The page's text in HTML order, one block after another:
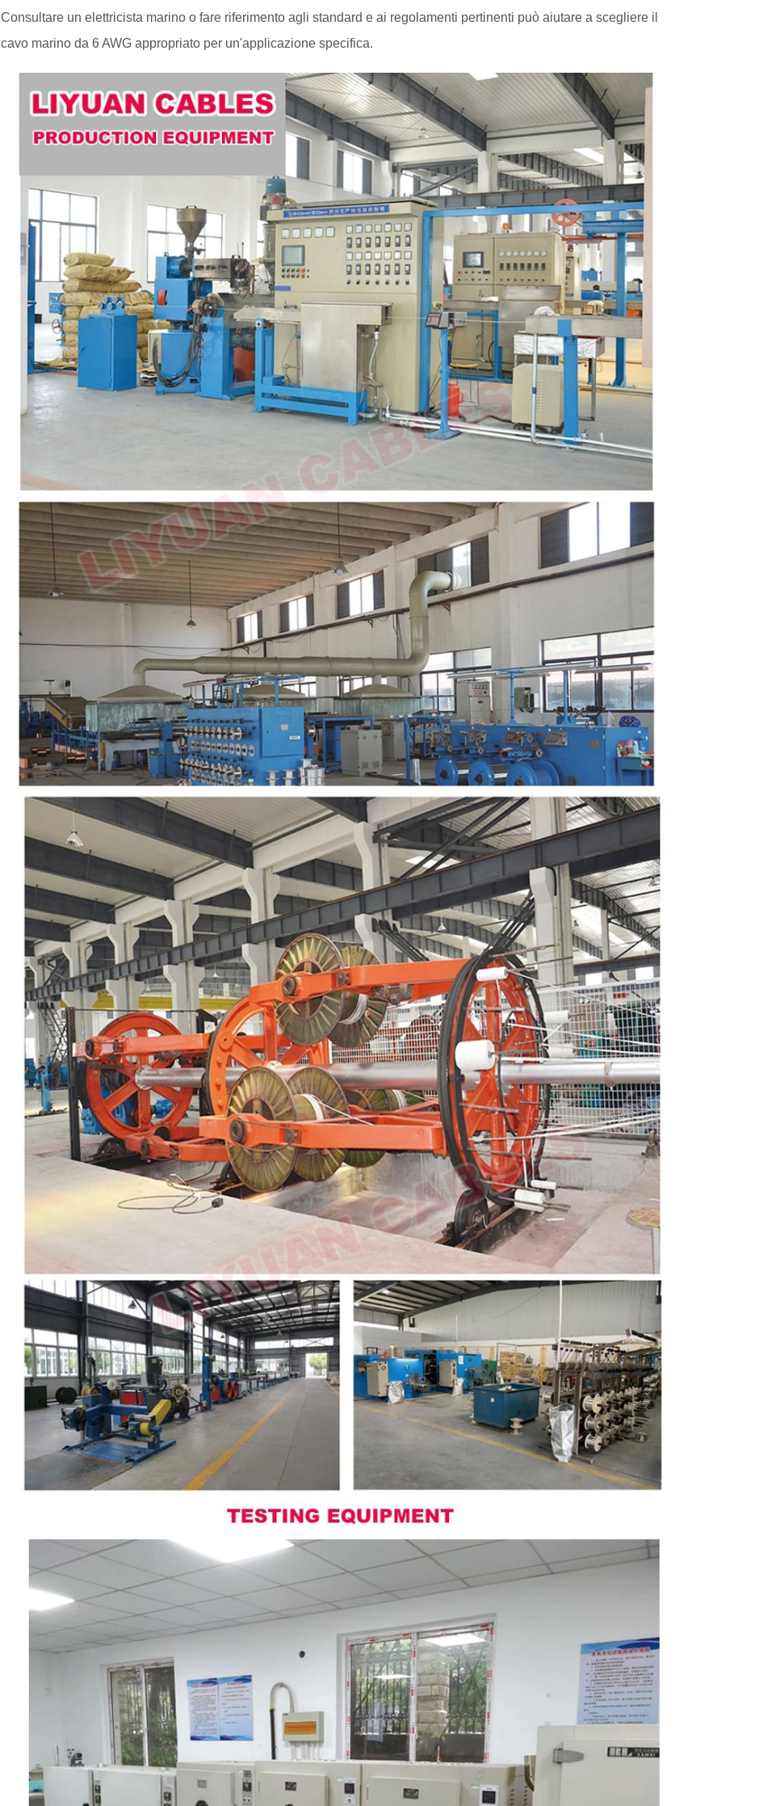
Consultare un elettricista marino o fare riferimento agli standard e ai regolamenti pertinenti può aiutare a scegliere il
cavo marino da 6 AWG appropriato per un'applicazione specifica.